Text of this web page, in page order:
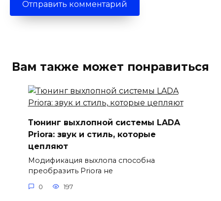
Вам также может понравиться
Тюнинг выхлопной системы LADA
Priora: звук и стиль, которые
цепляют
Модификация выхлопа способна
преобразить Priora не
0 197